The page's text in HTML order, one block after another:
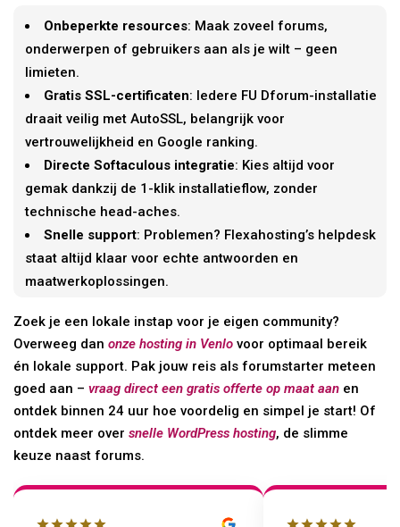
Onbeperkte resources: Maak zoveel forums,
onderwerpen of gebruikers aan als je wilt – geen
limieten.
Gratis SSL-certificaten: Iedere FU Dforum-installatie
draait veilig met AutoSSL, belangrijk voor
vertrouwelijkheid en Google ranking.
Directe Softaculous integratie: Kies altijd voor
gemak dankzij de 1-klik installatieflow, zonder
technische head-aches.
Snelle support: Problemen? Flexahosting’s helpdesk
staat altijd klaar voor echte antwoorden en
maatwerkoplossingen.
Zoek je een lokale instap voor je eigen community?
Overweeg danonze hosting in Venlo voor optimaal bereik
én lokale support. Pak jouw reis als forumstarter meteen
goed aan –vraag direct een gratis offerte op maat aan en
ontdek binnen 24 uur hoe voordelig en simpel je start! Of
ontdek meer oversnelle WordPress hosting, de slimme
keuze naast forums.